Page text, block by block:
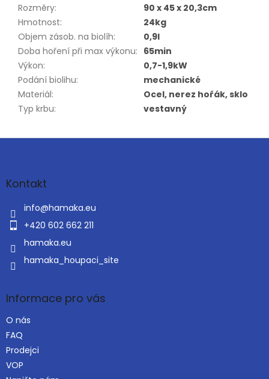
Rozměry:
90 x 45 x 20,3cm
Hmotnost:
24kg
Objem zásob. na biolíh:
0,9l
Doba hoření při max výkonu: 65min
Výkon:
0,7-1,9kW
Podání biolihu:
mechanické
Materiál:
Ocel, nerez hořák, sklo
Typ krbu: vestavný
Z
aKontakt
info@hamaka.eu
+420 602 662 211
hamaka.eu
hamaka_houpaci_site
Informace pro vás
O nás
FAQ
Prodejci
VOP